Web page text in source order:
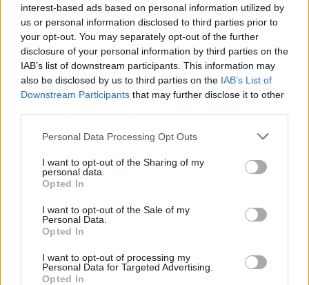
interest-based ads based on personal information utilized by
us or personal information disclosed to third parties prior to
your opt-out. You may separately opt-out of the further
disclosure of your personal information by third parties on the
IAB’s list of downstream participants. This information may
also be disclosed by us to third parties on the IAB’s List of
Downstream Participants that may further disclose it to other
Please note that this website/app uses one or more Google
not limited to your visit or usage behaviour. You may click to
grant or deny consent to Google and its third-party tags to
use your data for below specified purposes in below Google
consent section.
Personal Data Processing Opt Outs
I want to opt-out of the Sharing of my
personal data.
Opted In
I want to opt-out of the Sale of my
Personal Data.
Opted In
I want to opt-out of processing my
Personal Data for Targeted Advertising.
Opted In